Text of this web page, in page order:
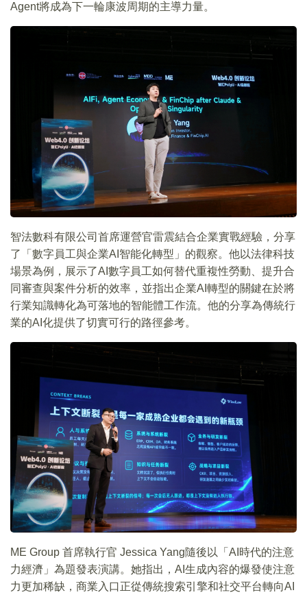
Agent將成為下一輪康波周期的主導力量。
智法數科有限公司首席運營官雷震結合企業實戰經驗，分享
了「數字員工與企業AI智能化轉型」的觀察。他以法律科技
場景為例，展示了AI數字員工如何替代重複性勞動、提升合
同審查與案件分析的效率，並指出企業AI轉型的關鍵在於將
行業知識轉化為可落地的智能體工作流。他的分享為傳統行
業的AI化提供了切實可行的路徑參考。
ME Group 首席執行官 Jessica Yang隨後以「AI時代的注意
力經濟」為題發表演講。她指出，AI生成內容的爆發使注意
力更加稀缺，商業入口正從傳統搜索引擎和社交平台轉向AI